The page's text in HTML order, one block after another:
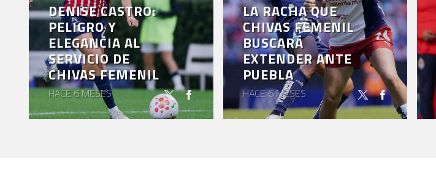
DENISE CASTRO:
PELIGRO Y
ELEGANCIA AL
SERVICIO DE
CHIVAS FEMENIL
HACE 6 MESES
LA RACHA QUE
CHIVAS FEMENIL
BUSCARÁ
EXTENDER ANTE
PUEBLA
HACE 6 MESES